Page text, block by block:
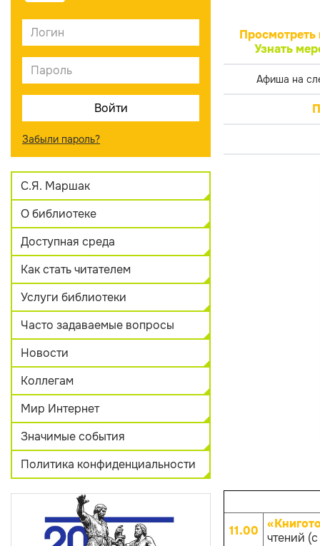
Забыли пароль?
С.Я. Маршак
О библиотеке
Доступная среда
Как стать читателем
Услуги библиотеки
Часто задаваемые вопросы
Новости
Коллегам
Мир Интернет
Значимые события
Политика конфиденциальности
Просмотреть
Узнать
Афиша на
11.00
чтений